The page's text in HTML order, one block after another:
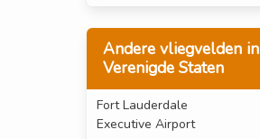
Andere vliegvelden in
Verenigde Staten
Fort Lauderdale
Executive Airport